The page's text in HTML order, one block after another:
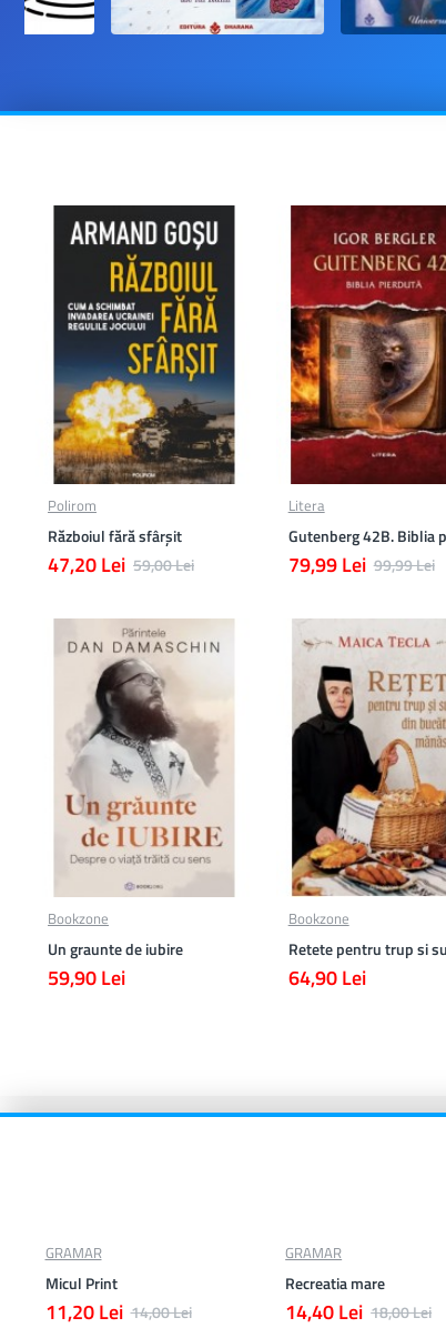
Polirom
Războiul fără sfârşit
47,20 Lei 59,00 Lei
Litera
79,99 Lei 99,99 Lei
Bookzone
Un graunte de iubire
59,90 Lei
Bookzone
64,90 Lei
GRAMAR
Micul Print
11,20 Lei 14,00 Lei
GRAMAR
Recreatia mare
14,40 Lei 18,00 Lei